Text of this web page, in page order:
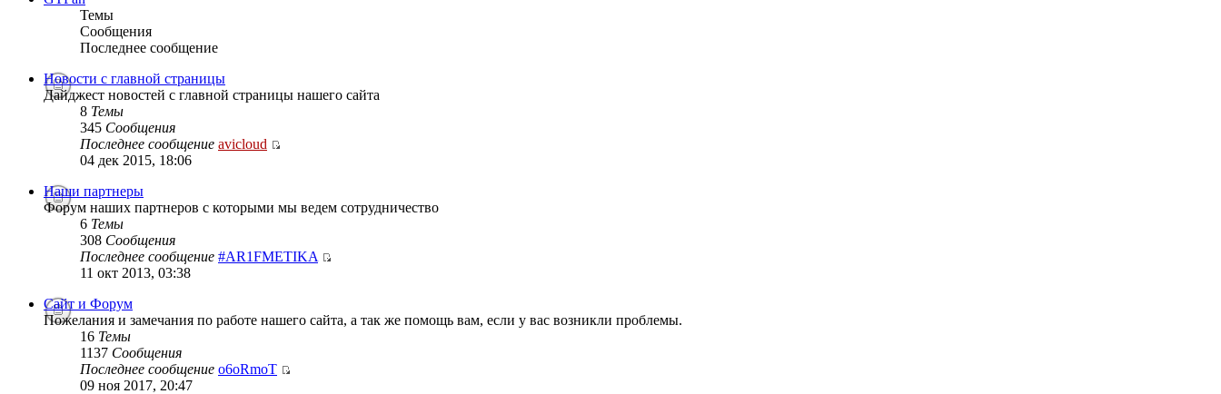
Темы
Сообщения
Последнее сообщение
Новости с главной страницы
Дайджест новостей с главной страницы нашего сайта
8 Темы
345 Сообщения
Последнее сообщение avicloud
04 дек 2015, 18:06
Наши партнеры
Форум наших партнеров с которыми мы ведем сотрудничество
6 Темы
308 Сообщения
Последнее сообщение #AR1FMETIKA
11 окт 2013, 03:38
Сайт и Форум
Пожелания и замечания по работе нашего сайта, а так же помощь вам, если у вас возникли проблемы.
16 Темы
1137 Сообщения
Последнее сообщение o6oRmoT
09 ноя 2017, 20:47